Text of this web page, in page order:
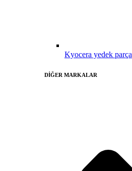
Kyocera yedek parça
DİĞER MARKALAR